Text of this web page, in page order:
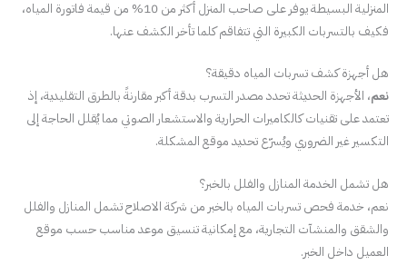
المنزلية البسيطة يوفر على صاحب المنزل أكثر من 10% من قيمة فاتورة المياه،
فكيف بالتسربات الكبيرة التي تتفاقم كلما تأخر الكشف عنها.
هل أجهزة كشف تسربات المياه دقيقة؟
نعم، الأجهزة الحديثة تحدد مصدر التسرب بدقة أكبر مقارنةً بالطرق التقليدية، إذ
تعتمد على تقنيات كالكاميرات الحرارية والاستشعار الصوتي مما يُقلل الحاجة إلى
التكسير غير الضروري ويُسرّع تحديد موقع المشكلة.
هل تشمل الخدمة المنازل والفلل بالخبر؟
نعم، خدمة فحص تسربات المياه بالخبر من شركة الاصلاح تشمل المنازل والفلل
والشقق والمنشآت التجارية، مع إمكانية تنسيق موعد مناسب حسب موقع
العميل داخل الخبر.